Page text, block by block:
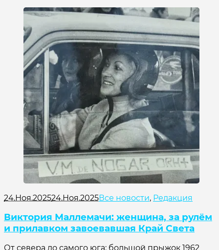
24.Ноя.202524.Ноя.2025Все новости, Редакция
Виктория Маллемачи: женщина, за рулём
и прилавком завоевавшая Край Света
От севера до самого юга: большой прыжок 1962